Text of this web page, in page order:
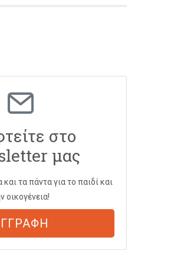
στο
μας
τα πάντα για το παιδί και
οικογένεια!